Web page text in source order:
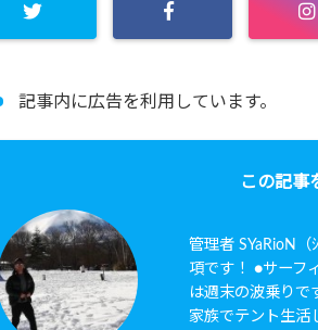
記事内に広告を利用しています。
この記事
管理者 SYaRioN
項です！ ●サーフ
は週末の波乗りで
家族でテント生活